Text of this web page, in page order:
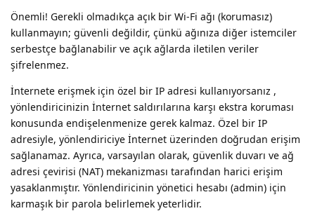
Önemli! Gerekli olmadıkça açık bir Wi-Fi ağı (korumasız)
kullanmayın; güvenli değildir, çünkü ağınıza diğer istemciler
serbestçe bağlanabilir ve açık ağlarda iletilen veriler
şifrelenmez.
İnternete erişmek için özel bir IP adresi kullanıyorsanız ,
yönlendiricinizin İnternet saldırılarına karşı ekstra koruması
konusunda endişelenmenize gerek kalmaz. Özel bir IP
adresiyle, yönlendiriciye İnternet üzerinden doğrudan erişim
sağlanamaz. Ayrıca, varsayılan olarak, güvenlik duvarı ve ağ
adresi çevirisi (NAT) mekanizması tarafından harici erişim
yasaklanmıştır. Yönlendiricinin yönetici hesabı (admin) için
karmaşık bir parola belirlemek yeterlidir.